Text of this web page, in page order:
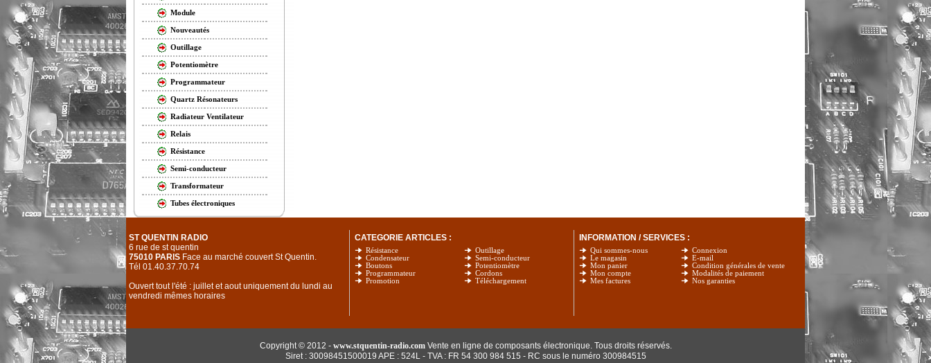
Module
Nouveautés
Outillage
Potentiomètre
Programmateur
Quartz Résonateurs
Radiateur Ventilateur
Relais
Résistance
Semi-conducteur
Transformateur
Tubes électroniques
ST QUENTIN RADIO
6 rue de st quentin
75010 PARIS Face au marché couvert St Quentin.
Tél 01.40.37.70.74
Ouvert tout l'été : juillet et aout uniquement du lundi au
vendredi mêmes horaires
CATEGORIE ARTICLES :
Résistance
Condensateur
Boutons
Programmateur
Promotion
Outillage
Semi-conducteur
Potentiomètre
Cordons
Téléchargement
INFORMATION / SERVICES :
Qui sommes-nous
Le magasin
Mon panier
Mon compte
Mes factures
Connexion
E-mail
Condition générales de vente
Modalités de paiement
Nos garanties
Copyright © 2012 - www.stquentin-radio.comVente en ligne de composants électronique. Tous droits réservés.
Siret : 30098451500019 APE : 524L - TVA : FR 54 300 984 515 - RC sous le numéro 300984515